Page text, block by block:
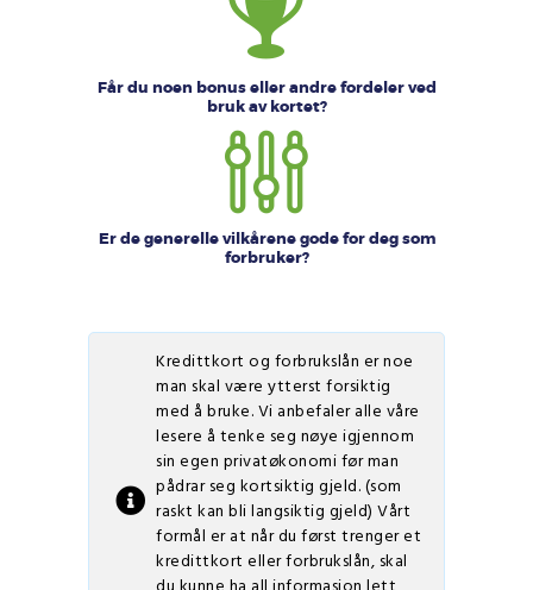
Får du noen bonus eller andre fordeler ved
bruk av kortet?
Er de generelle vilkårene gode for deg som
forbruker?
Kredittkort og forbrukslån er noe
man skal være ytterst forsiktig
med å bruke. Vi anbefaler alle våre
lesere å tenke seg nøye igjennom
sin egen privatøkonomi før man
pådrar seg kortsiktig gjeld. (som
raskt kan bli langsiktig gjeld) Vårt
formål er at når du først trenger et
kredittkort eller forbrukslån, skal